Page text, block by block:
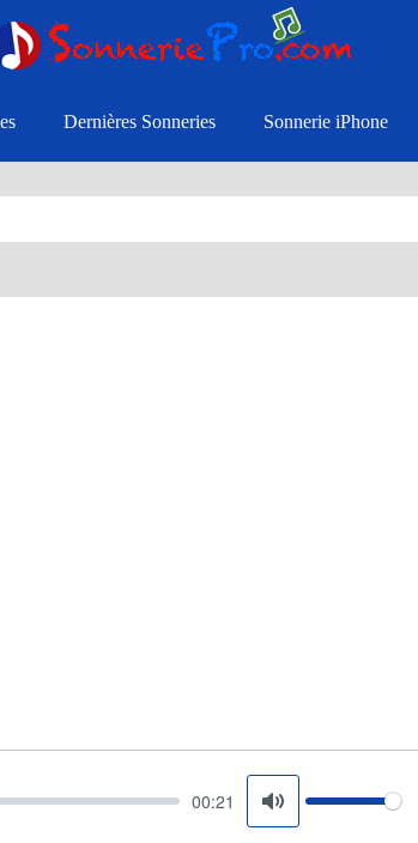
Dernières Sonneries Sonnerie iPhone
00:21
Mute
Volume